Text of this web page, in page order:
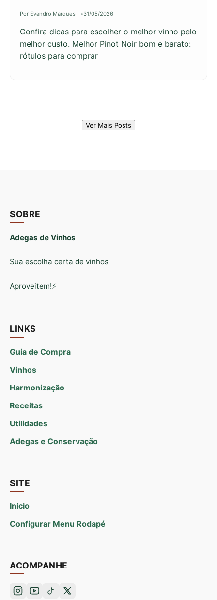
Por Evandro Marques 31/05/2026
Confira dicas para escolher o melhor vinho pelo
melhor custo. Melhor Pinot Noir bom e barato:
rótulos para comprar
Ver Mais Posts
SOBRE
Adegas de Vinhos
Sua escolha certa de vinhos
Aproveitem!⚡
LINKS
Guia de Compra
Vinhos
Harmonização
Receitas
Utilidades
Adegas e Conservação
SITE
Início
Configurar Menu Rodapé
ACOMPANHE